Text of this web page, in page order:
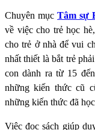
Chuyên mụcTâm sự
về việc cho trẻ học
cho trẻ ở nhà để vui
nhất thiết là bắt trẻ
con dành ra từ 15
những kiến thức cũ
những kiến thức đã
Việc đọc sách giúp